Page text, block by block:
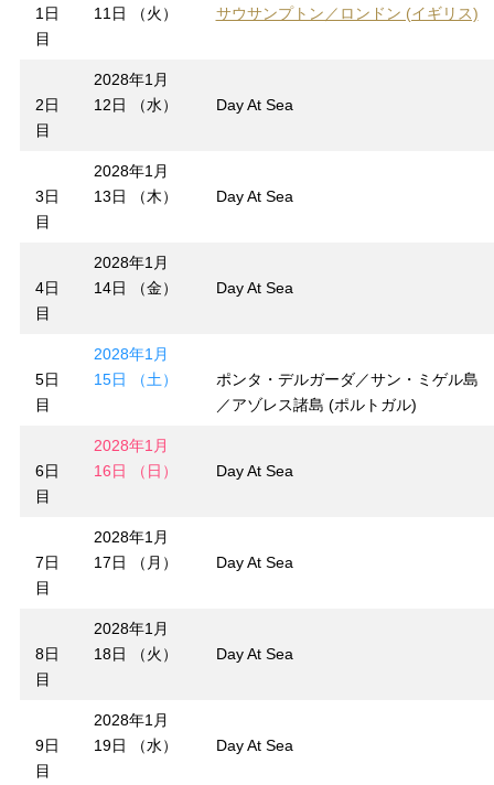
1日
目
11日 （火） サウサンプトン／ロンドン (イギリス)
2日
目
2028年1月
12日 （水）
Day At Sea
3日
目
2028年1月
13日 （木）
Day At Sea
4日
目
2028年1月
14日 （金）
Day At Sea
5日
目
2028年1月
15日 （土）
ポンタ・デルガーダ／サン・ミゲル島
／アゾレス諸島 (ポルトガル)
6日
目
2028年1月
16日 （日）
Day At Sea
7日
目
2028年1月
17日 （月）
Day At Sea
8日
目
2028年1月
18日 （火）
Day At Sea
9日
目
2028年1月
19日 （水）
Day At Sea